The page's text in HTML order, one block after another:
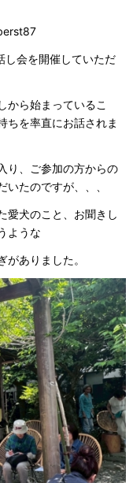
し会を開催していただ
から始まっているこ
ちを率直にお話されま
り、ご参加の方からの
たのですが、、、
愛犬のこと、お聞きし
ような
ありました。